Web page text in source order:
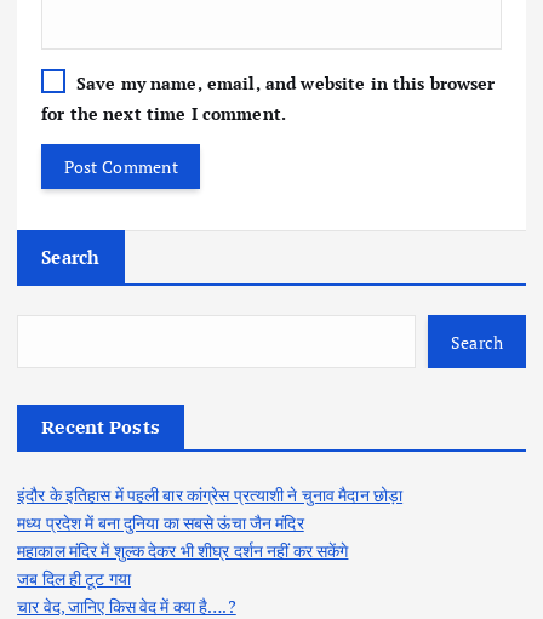
Save my name, email, and website in this browser
for the next time I comment.
Search
Search
Recent Posts
इंदौर के इतिहास में पहली बार कांग्रेस प्रत्याशी ने चुनाव मैदान छोड़ा
मध्य प्रदेश में बना दुनिया का सबसे ऊंचा जैन मंदिर
महाकाल मंदिर में शुल्क देकर भी शीघ्र दर्शन नहीं कर सकेंगे
जब दिल ही टूट गया
चार वेद, जानिए किस वेद में क्या है….?